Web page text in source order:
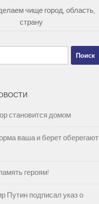
чище город, область,
страну
становится домом
ваша и берет оберегают
героям!
Путин подписал указ о